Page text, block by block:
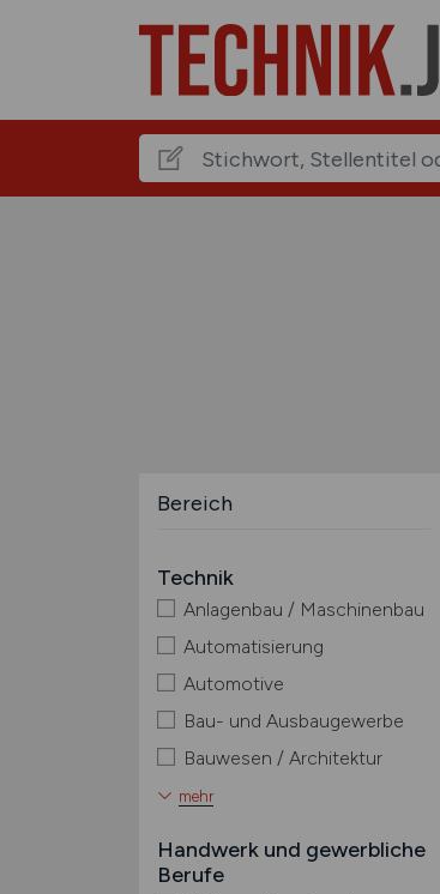
Bereich
Technik
Anlagenbau / Maschinenbau
Automatisierung
Automotive
Bau- und Ausbaugewerbe
Bauwesen / Architektur
mehr
Handwerk und gewerbliche
Berufe